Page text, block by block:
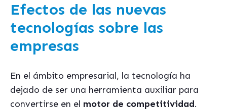
Efectos de las nuevas
tecnologías sobre las
empresas
En el ámbito empresarial, la tecnología ha
dejado de ser una herramienta auxiliar para
convertirse en el motor de competitividad.